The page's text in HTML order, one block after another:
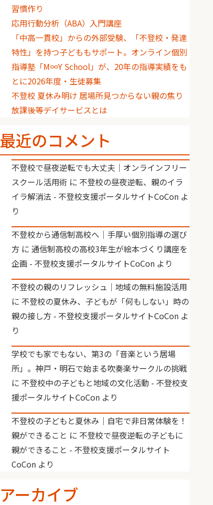
習慣作り
応用行動分析（ABA）入門講座
「中高一貫校」からの外部受験、「不登校・発達
特性」を持つ子どももサポート。オンライン個別
指導塾「M∞Y School」が、20年の指導実績をも
とに2026年度・生徒募集
不登校 夏休み明け 居場所見つからない親の焦り
放課後等デイサービスとは
最近のコメント
不登校で昼夜逆転でも大丈夫｜オンラインフリー
スクール活用術 に 不登校の昼夜逆転、親のイラ
イラ解消法 - 不登校支援ポータルサイトCoCon よ
り
不登校から通信制高校へ｜手厚い個別指導の選び
方 に通信制高校の高校3年生が絵本づくり講座を
企画 - 不登校支援ポータルサイトCoCon より
不登校の親のリフレッシュ｜地域の無料施設活用
に 不登校の夏休み、子どもが「何もしない」時の
親の接し方 - 不登校支援ポータルサイトCoCon よ
り
学校でも家でもない、第3の「音楽という居場
所」。神戸・明石で始まる吹奏楽サークルの挑戦
に 不登校中の子どもと地域の文化活動 - 不登校支
援ポータルサイトCoCon より
不登校の子どもと夏休み｜自宅で非日常体験を！
親ができること に 不登校で昼夜逆転の子どもに
親ができること - 不登校支援ポータルサイト
CoCon より
アーカイブ